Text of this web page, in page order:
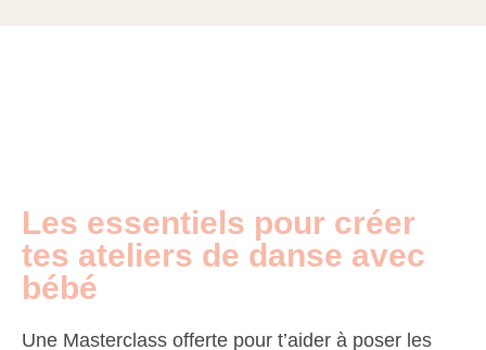
Les essentiels pour créer
tes ateliers de danse avec
bébé
Une Masterclass offerte pour t’aider à poser les